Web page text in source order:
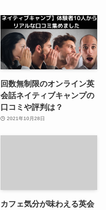
回数無制限のオンライン英
会話ネイティブキャンプの
口コミや評判は？
2021年10月28日
カフェ気分が味わえる英会